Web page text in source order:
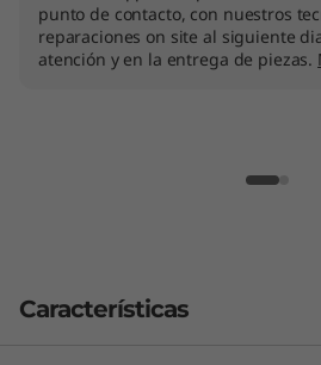
punto de contacto, con nuestros
reparaciones on site al siguiente
atención y en la entrega de piezas.
Características